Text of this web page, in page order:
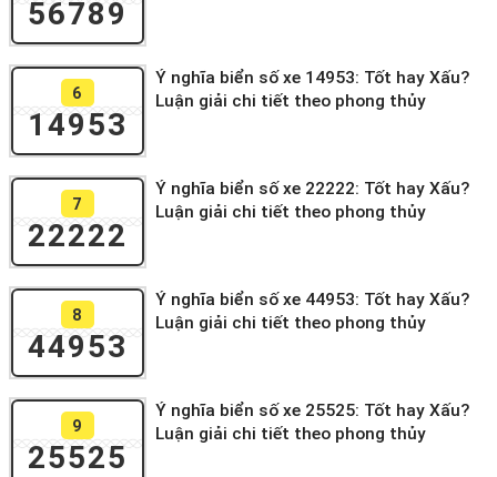
56789
6
14953
Ý nghĩa biển số xe 14953: Tốt hay Xấu?
Luận giải chi tiết theo phong thủy
7
22222
Ý nghĩa biển số xe 22222: Tốt hay Xấu?
Luận giải chi tiết theo phong thủy
8
44953
Ý nghĩa biển số xe 44953: Tốt hay Xấu?
Luận giải chi tiết theo phong thủy
9
25525
Ý nghĩa biển số xe 25525: Tốt hay Xấu?
Luận giải chi tiết theo phong thủy